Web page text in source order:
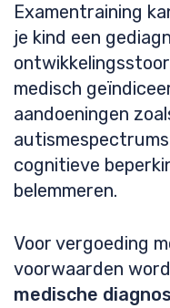
Examentraining
je kind een
medisch
aandoeningen
cognitieve
belemmeren.
Voor vergoeding
voorwaarden
medische